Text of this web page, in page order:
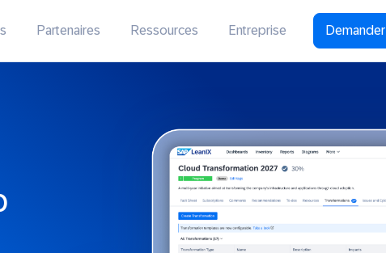
Partenaires Ressources Entreprise